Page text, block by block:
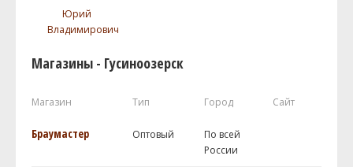
Юрий
Владимирович
Магазины - Гусиноозерск
Магазин Тип Город Сайт
Браумастер Оптовый
По всей
России